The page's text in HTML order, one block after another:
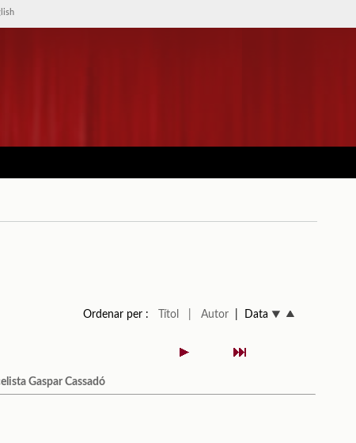
Ordenar per : Títol | Autor| Data
Gaspar Cassadó